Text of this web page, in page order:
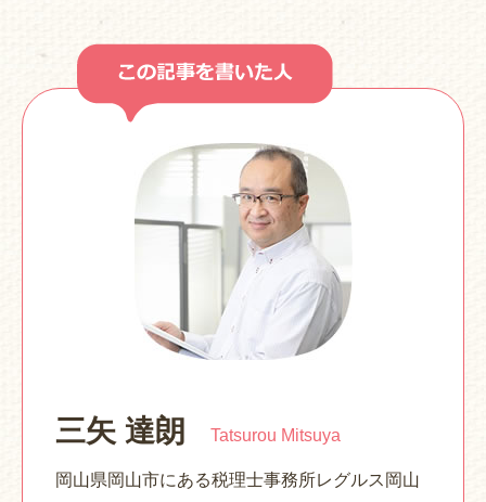
三矢 達朗 Tatsurou Mitsuya
岡山県岡山市にある税理士事務所レグルス岡山